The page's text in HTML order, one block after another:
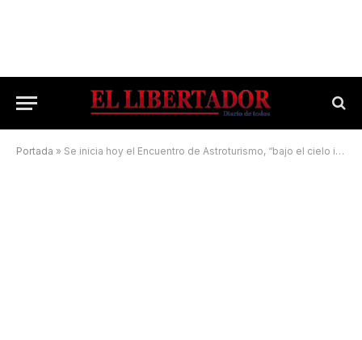
Portada » Se inicia hoy el Encuentro de Astroturismo, “bajo el cielo infinito de Mantilla”